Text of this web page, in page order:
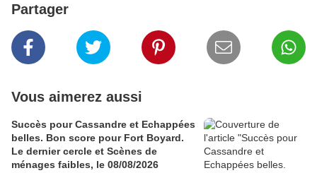
Partager
Vous aimerez aussi
Succès pour Cassandre et Echappées
belles. Bon score pour Fort Boyard.
Le dernier cercle et Scènes de
ménages faibles, le 08/08/2026